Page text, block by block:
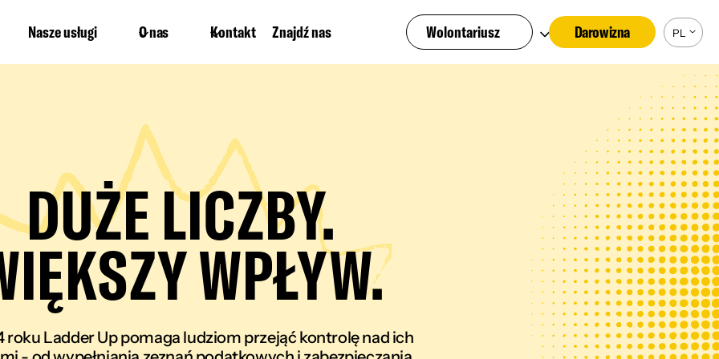
Nasze usługi O nas Kontakt Znajdź nas Wolontariusz Darowizna PL
DUŻE LICZBY.
WPŁYW.
roku Ladder Up pomaga ludziom przejąć kontrolę nad ich